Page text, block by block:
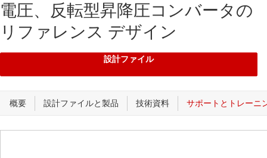
電圧、反転型昇降圧コンバータの
リファレンス デザイン
設計ファイル